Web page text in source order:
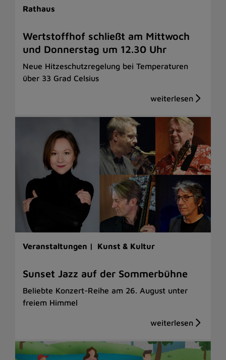
Rathaus
Wertstoffhof schließt am Mittwoch
und Donnerstag um 12.30 Uhr
Neue Hitzeschutzregelung bei Temperaturen
über 33 Grad Celsius
Veranstaltungen | Kunst & Kultur
Sunset Jazz auf der Sommerbühne
Beliebte Konzert-Reihe am 26. August unter
freiem Himmel